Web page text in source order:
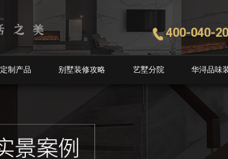
400-040-
定制产品 别墅装修攻略 艺墅分院 华浔品味